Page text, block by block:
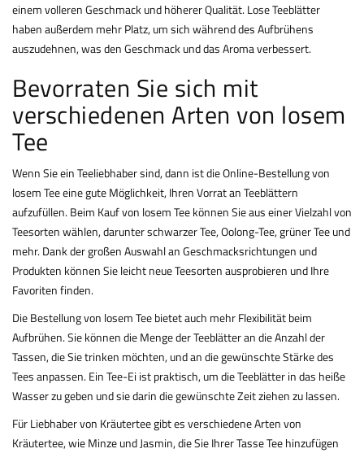
einem volleren Geschmack und höherer Qualität. Lose Teeblätter
haben außerdem mehr Platz, um sich während des Aufbrühens
auszudehnen, was den Geschmack und das Aroma verbessert.
Bevorraten Sie sich mit
verschiedenen Arten von losem
Tee
Wenn Sie ein Teeliebhaber sind, dann ist die Online-Bestellung von
losem Tee eine gute Möglichkeit, Ihren Vorrat an Teeblättern
aufzufüllen. Beim Kauf von losem Tee können Sie aus einer Vielzahl von
Teesorten wählen, darunter schwarzer Tee, Oolong-Tee, grüner Tee und
mehr. Dank der großen Auswahl an Geschmacksrichtungen und
Produkten können Sie leicht neue Teesorten ausprobieren und Ihre
Favoriten finden.
Die Bestellung von losem Tee bietet auch mehr Flexibilität beim
Aufbrühen. Sie können die Menge der Teeblätter an die Anzahl der
Tassen, die Sie trinken möchten, und an die gewünschte Stärke des
Tees anpassen. Ein Tee-Ei ist praktisch, um die Teeblätter in das heiße
Wasser zu geben und sie darin die gewünschte Zeit ziehen zu lassen.
Für Liebhaber von Kräutertee gibt es verschiedene Arten von
Kräutertee, wie Minze und Jasmin, die Sie Ihrer Tasse Tee hinzufügen